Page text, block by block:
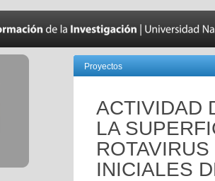
Proyectos
ACTIVIDAD
LA
INICIALES